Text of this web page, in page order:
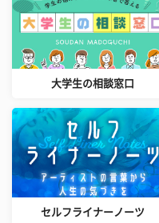
大学生の相談窓口
セルフライナーノーツ